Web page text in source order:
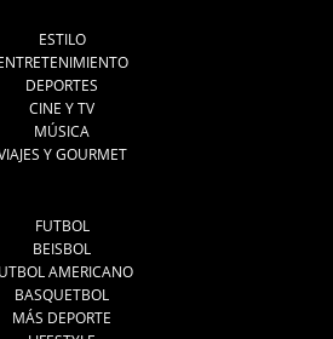
ESTILO
DEPORTES
CINE Y TV
MÚSICA
Y GOURMET
FUTBOL
BEISBOL
AMERICANO
BASQUETBOL
MÁS DEPORTE